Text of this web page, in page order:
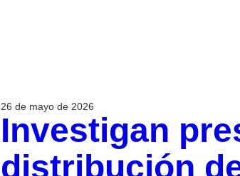
26 de mayo de 2026
Investigan
distribución